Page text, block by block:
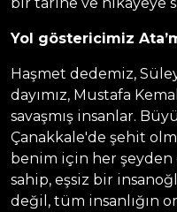
Yol göstericimiz
Haşmet dedemiz,
dayımız, Mustafa
savaşmış insanlar.
Çanakkale'de şehit
benim için her
sahip, eşsiz bir
değil, tüm insanlığın